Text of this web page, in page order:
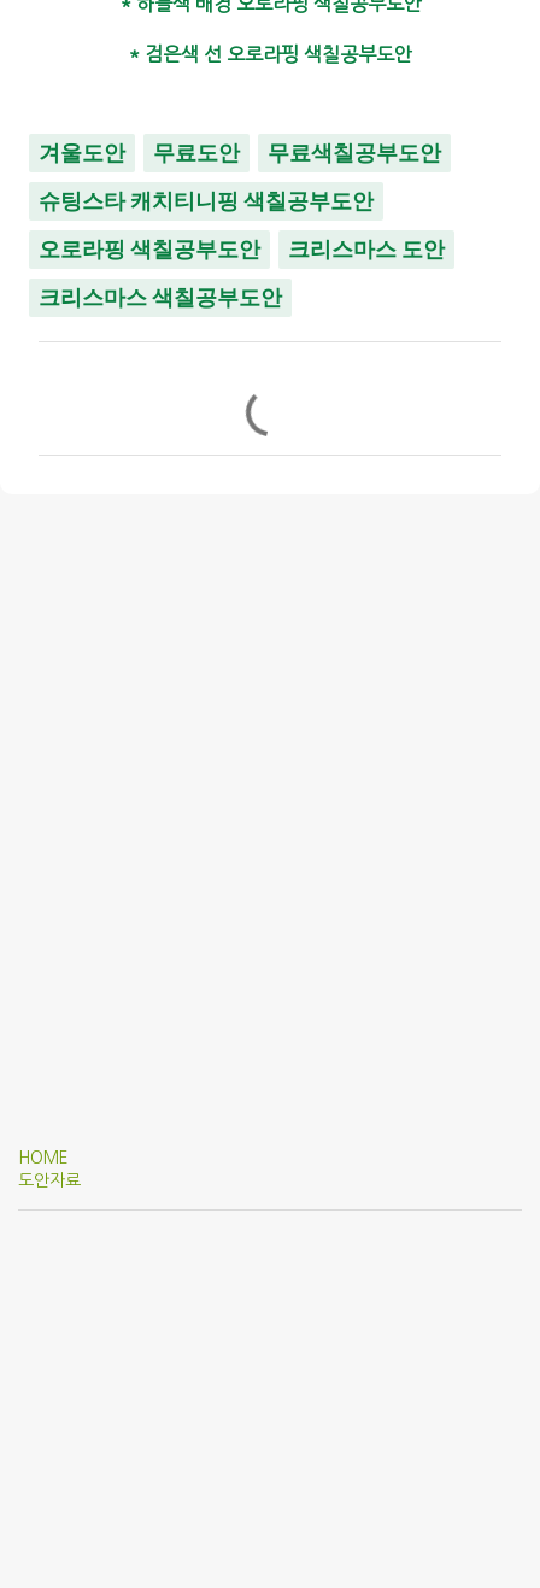
* 하늘색 배경 오로라핑 색칠공부도안
* 검은색 선 오로라핑 색칠공부도안
겨울도안 무료도안
무료색칠공부도안
슈팅스타 캐치티니핑 색칠공부도안
오로라핑 색칠공부도안
크리스마스 도안
크리스마스 색칠공부도안
HOME
도안자료